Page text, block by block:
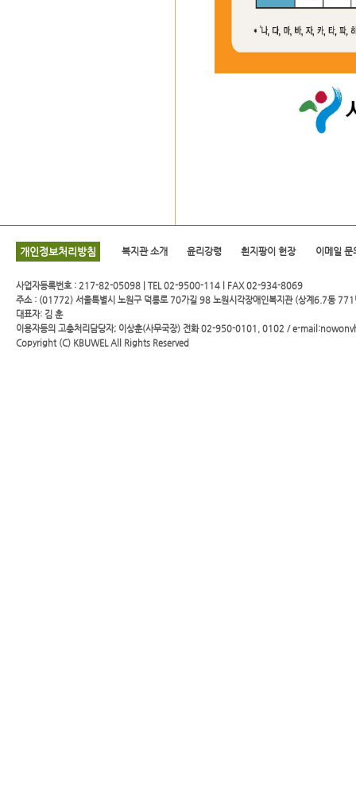
개인정보처리방침 복지관 소개 윤리강령 흰지팡이 헌장 이메일 문
사업자등록번호 : 217-82-05098 | TEL 02-9500-114 l FAX 02-934-8069
주소 : (01772) 서울특별시 노원구 덕릉로 70가길 98 노원시각장애인복지관 (상계6.7동 771
대표자: 김 훈
이용자등의 고충처리담당자; 이상훈(사무국장) 전화 02-950-0101, 0102 / e-
Copyright (C) KBUWELAll Rights Reserved